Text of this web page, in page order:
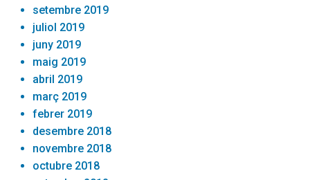
setembre 2019
juliol 2019
juny 2019
maig 2019
abril 2019
març 2019
febrer 2019
desembre 2018
novembre 2018
octubre 2018